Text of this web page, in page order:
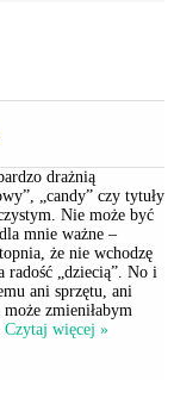
drażnią
„candy” czy tytuły
Nie może być
mnie ważne –
że nie wchodzę
radość „dziecią”. No i
ani sprzętu, ani
zmieniłabym
Czytaj więcej »